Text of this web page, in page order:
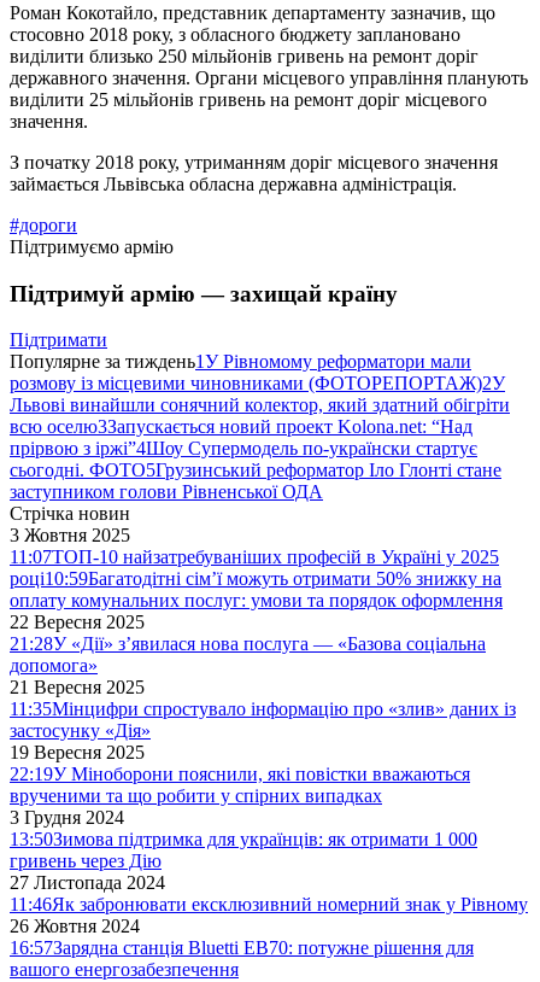
Роман Кокотайло, представник департаменту зазначив, що
стосовно 2018 року, з обласного бюджету заплановано
виділити близько 250 мільйонів гривень на ремонт доріг
державного значення. Органи місцевого управління планують
виділити 25 мільйонів гривень на ремонт доріг місцевого
значення.
З початку 2018 року, утриманням доріг місцевого значення
займається Львівська обласна державна адміністрація.
#дороги
Підтримуємо армію
Підтримуй армію — захищай країну
Підтримати
Популярне за тиждень1У Рівномому реформатори мали
розмову із місцевими чиновниками (ФОТОРЕПОРТАЖ)2У
Львові винайшли сонячний колектор, який здатний обігріти
всю оселю3Запускається новий проект Kolona.net: “Над
прірвою з іржі”4Шоу Супермодель по-українски стартує
сьогодні. ФОТО5Грузинський реформатор Іло Глонті стане
заступником голови Рівненської ОДА
Стрічка новин
3 Жовтня 2025
11:07ТОП-10 найзатребуваніших професій в Україні у 2025
році10:59Багатодітні сім’ї можуть отримати 50% знижку на
оплату комунальних послуг: умови та порядок оформлення
22 Вересня 2025
21:28У «Дії» з’явилася нова послуга — «Базова соціальна
допомога»
21 Вересня 2025
11:35Мінцифри спростувало інформацію про «злив» даних із
застосунку «Дія»
19 Вересня 2025
22:19У Міноборони пояснили, які повістки вважаються
врученими та що робити у спірних випадках
3 Грудня 2024
13:50Зимова підтримка для українців: як отримати 1 000
гривень через Дію
27 Листопада 2024
11:46Як забронювати ексклюзивний номерний знак у Рівному
26 Жовтня 2024
16:57Зарядна станція Bluetti EB70: потужне рішення для
вашого енергозабезпечення